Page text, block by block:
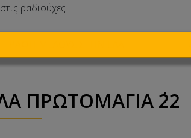
ραδιούχες
ΠΡΩΤΟΜΑΓΙΑ ΄22